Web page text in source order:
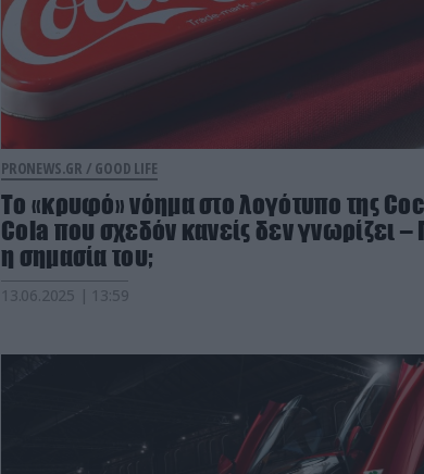
PRONEWS.GR / GOOD LIFE
Tο «κρυφό» νόημα στο λογότυπο της
Cola που σχεδόν κανείς δεν γνωρίζει –
η σημασία του;
13.06.2025 | 13:59